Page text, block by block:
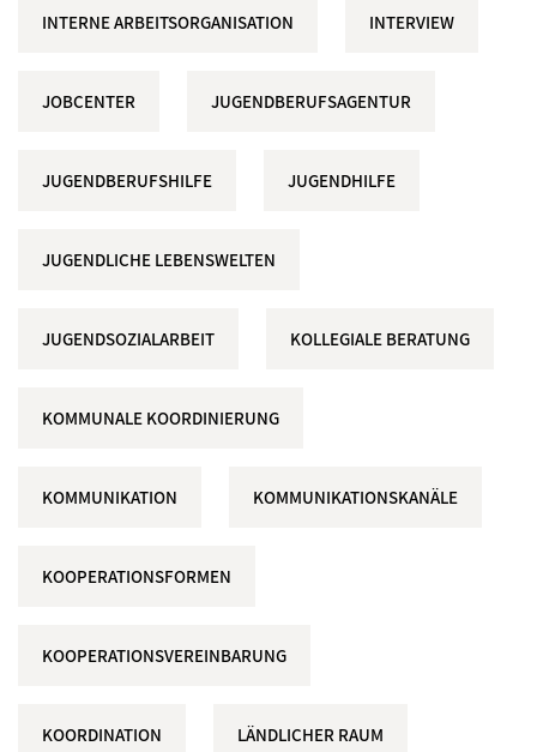
INTERNE ARBEITSORGANISATION INTERVIEW
JOBCENTER JUGENDBERUFSAGENTUR
JUGENDBERUFSHILFE JUGENDHILFE
JUGENDLICHE LEBENSWELTEN
JUGENDSOZIALARBEIT KOLLEGIALE BERATUNG
KOMMUNALE KOORDINIERUNG
KOMMUNIKATION KOMMUNIKATIONSKANÄLE
KOOPERATIONSFORMEN
KOOPERATIONSVEREINBARUNG
KOORDINATION LÄNDLICHER RAUM